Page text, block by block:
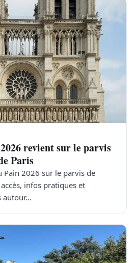
revient sur le parvis
Paris
Pain 2026 sur le parvis de
infos pratiques et
autour…